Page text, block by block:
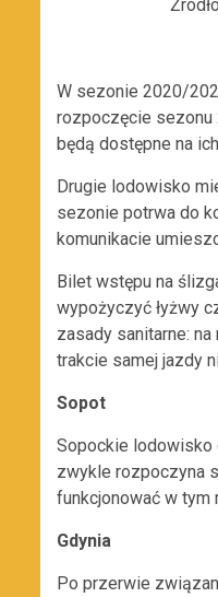
W sezonie 2020/
rozpoczęcie sezonu
będą dostępne na
Drugie lodowisko
sezonie potrwa do
komunikacie
Bilet wstępu na
wypożyczyć łyżwy
zasady sanitarne:
trakcie samej jazdy
Sopot
Sopockie lodowisko
zwykle rozpoczyna
funkcjonować w tym
Gdynia
Po przerwie